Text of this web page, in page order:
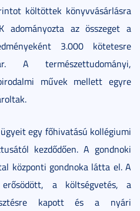
költöttek könyvvásárlásra
adományozta az összeget a
3.000 kötetesre
A természettudományi,
művek mellett egyre
egy főhivatású kollégiumi
kezdődően. A gondnoki
központi gondnoka látta el. A
erősödött, a költségvetés, a
kapott és a nyári